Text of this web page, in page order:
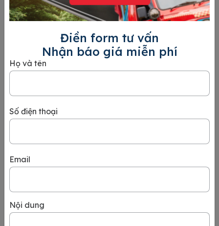
LƯU Ý
trường hợp đặc biệt, Cơ quan xét duyệt hồ sơ có thể
sẽ gọi điện trực tiếp để thẩm định hồ sơ.
Tel
Mail
info@24hvisa.com
TƯ VẤN NGAY
Điền form tư vấn
Nhận báo giá miễn phí
Họ và tên
Số điện thoại
Email
Nội dung